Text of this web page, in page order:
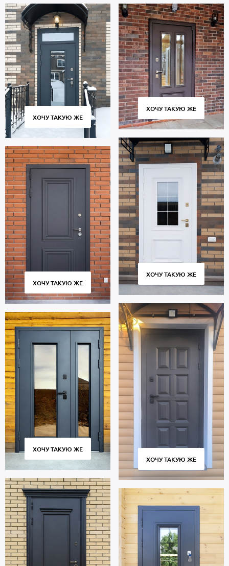
Стоимость указана за стандартный размер 2000х800 мм.
Гарантия 5 лет.
Позвоните в отдел продаж или оставьте заявку на сайте, чтобы
заказать дверь под ваш размер. Бесплатный вызов замерщика.
Изготовление от 2 дн. Доставка во все города и районы Москвы
и области, монтаж.
ХОЧУ ТАКУЮ ЖЕ
ХОЧУ ТАКУЮ ЖЕ
ХОЧУ ТАКУЮ ЖЕ
ХОЧУ ТАКУЮ ЖЕ
ХОЧУ ТАКУЮ ЖЕ
ХОЧУ ТАКУЮ ЖЕ